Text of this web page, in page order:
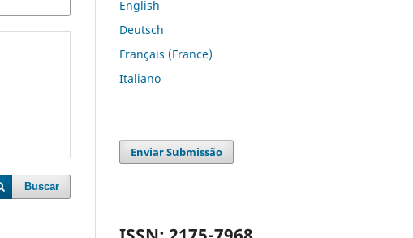
Buscar
English
Deutsch
Français (France)
Italiano
Enviar Submissão